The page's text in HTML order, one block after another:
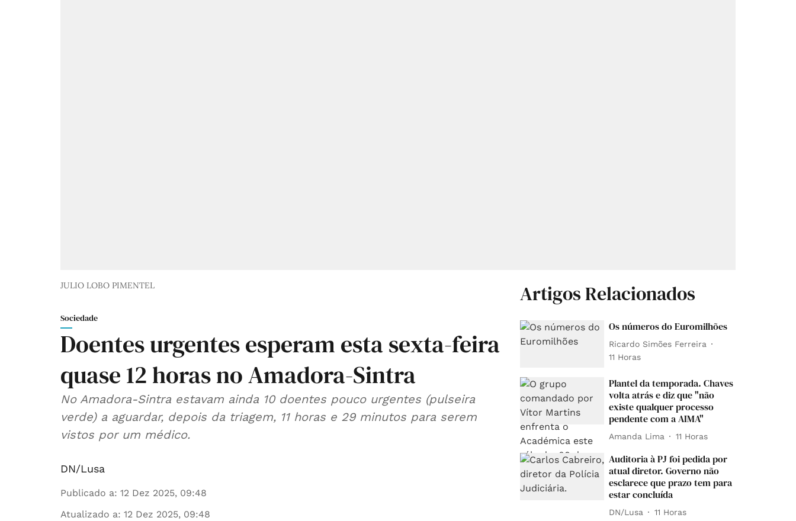
JULIO LOBO PIMENTEL
Sociedade
Doentes urgentes esperam esta sexta-feira
quase 12 horas no Amadora-Sintra
No Amadora-Sintra estavam ainda 10 doentes pouco urgentes (pulseira
verde) a aguardar, depois da triagem, 11 horas e 29 minutos para serem
vistos por um médico.
DN/Lusa
Publicado a: 12 Dez 2025, 09:48
Atualizado a: 12 Dez 2025, 09:48
Artigos Relacionados
Os números do Euromilhões
Ricardo Simões Ferreira
11 Horas
Plantel da temporada. Chaves
volta atrás e diz que "não
existe qualquer processo
pendente com a AIMA"
Amanda Lima 11 Horas
Auditoria à PJ foi pedida por
atual diretor. Governo não
esclarece que prazo tem para
estar concluída
DN/Lusa 11 Horas